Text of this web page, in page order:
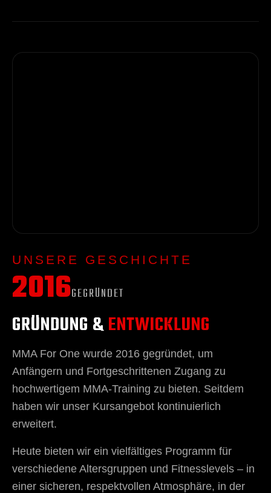
UNSERE GESCHICHTE
2016GEGRÜNDET
GRÜNDUNG &ENTWICKLUNG
MMA For One wurde 2016 gegründet, um
Anfängern und Fortgeschrittenen Zugang zu
hochwertigem MMA-Training zu bieten. Seitdem
haben wir unser Kursangebot kontinuierlich
erweitert.
Heute bieten wir ein vielfältiges Programm für
verschiedene Altersgruppen und Fitnesslevels – in
einer sicheren, respektvollen Atmosphäre, in der